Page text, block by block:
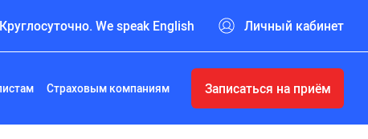
Круглосуточно. We speak English Личный кабинет
Страховым компаниям Записаться на приём